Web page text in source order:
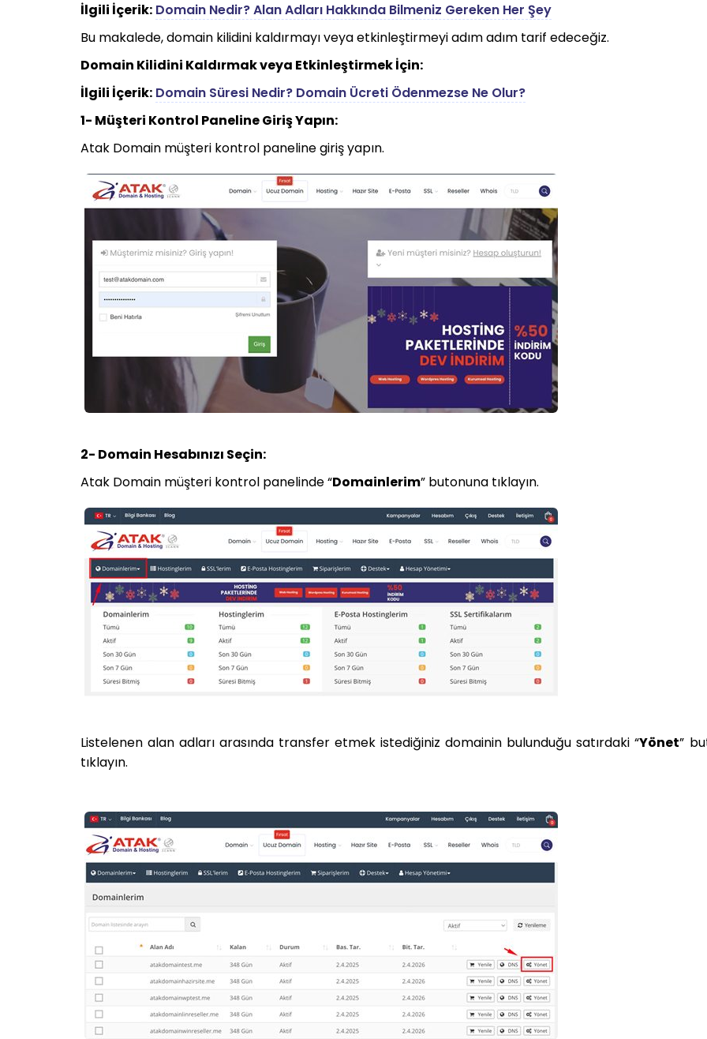
İlgili İçerik: Domain Nedir? Alan Adları Hakkında Bilmeniz Gereken Her Şey
Bu makalede, domain kilidini kaldırmayı veya etkinleştirmeyi adım adım tarif edeceğiz.
Domain Kilidini Kaldırmak veya Etkinleştirmek İçin:
İlgili İçerik: Domain Süresi Nedir? Domain Ücreti Ödenmezse Ne Olur?
1- Müşteri Kontrol Paneline Giriş Yapın:
Atak Domain müşteri kontrol paneline giriş yapın.
2- Domain Hesabınızı Seçin:
Atak Domain müşteri kontrol panelinde “Domainlerim” butonuna tıklayın.
Listelenen alan adları arasında transfer etmek istediğiniz domainin bulunduğu satırdaki “Yönet”
tıklayın.